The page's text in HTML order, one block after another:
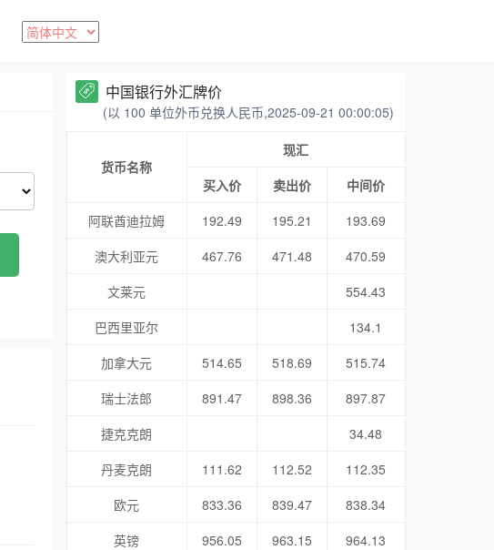
中国银行外汇牌价
(以 100 单位外币兑换人民币,2025-09-21 00:00:05)
货币名称
现汇
买入价
卖出价
中间价
阿联酋迪拉姆
192.49 195.21
193.69
澳大利亚元
467.76 471.48
470.59
文莱元
554.43
巴西里亚尔
134.1
加拿大元
514.65 518.69
515.74
瑞士法郎
891.47 898.36
897.87
捷克克朗
34.48
丹麦克朗
111.62 112.52
112.35
欧元
833.36 839.47
838.34
英镑
956.05 963.15
964.13